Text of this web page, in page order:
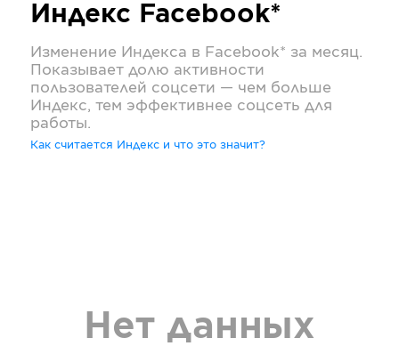
Индекс Facebook*
Изменение Индекса в Facebook* за месяц.
Показывает долю активности
пользователей соцсети — чем больше
Индекс, тем эффективнее соцсеть для
работы.
Как считается Индекс и что это значит?
Нет данных